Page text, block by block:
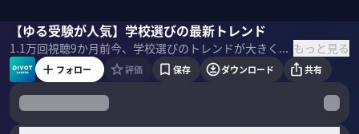
【ゆる受験が人気】学校選びの最新トレンド
1.1万回視聴9か月前 今、学校選びのトレンドが大きく様変わりしている。これからの社会で求められる力と「理想の学校」とは？増加する「高大連携」や「海外大進学」の実態は？教育アナリストの井上修氏に聞いた。 ▼プロフィール 井上修｜教育アナリスト 横浜国立大学卒業後、株式会社日能研に入社。中学受験、中高一貫校の教育、大学入試、大学の教育内容について調査や発信を行いながら、中学受験雑誌『進学レーダー』編集長を担当。日能研退職後、2025年より茗溪学園の校長補佐に就任。インターナショナル・エデュケーション・ラボの教育アナリスト・上席研究員、神奈川歯科大学・特任教授としても活動。 ＜目次＞ もっと見る
井上修
フォロー 評価 保存 ダウンロード 共有